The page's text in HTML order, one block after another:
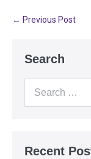
← Previous Post
Search
Recent